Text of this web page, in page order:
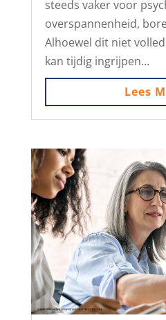
steeds vaker voor
overspannenheid,
Alhoewel dit niet
kan tijdig ingrijpen...
Lees